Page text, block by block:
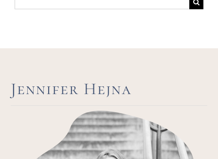
nach:
Jennifer Hejna